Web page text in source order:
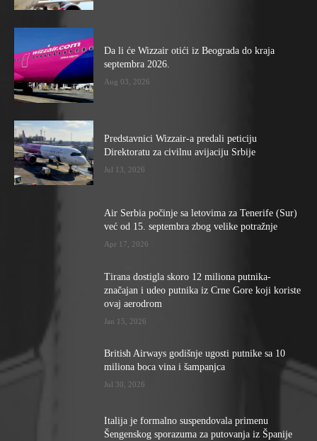
Da li će Wizzair otići iz Beograda do kraja
septembra 2026.
Aug 03, 2026
Predstavnici Wizzair-a predali peticiju
Direktoratu za civilnu avijaciju Srbije
Jul 13, 2026
Air Serbia počinje sa letovima za Tenerife (Sur)
već od 15. septembra zbog velike potražnje
Apr 17, 2026
Tirana dostigla skoro 12 miliona putnika-
značajan i udeo putnika iz Crne Gore koji koriste
ovaj aerodrom
Jan 15, 2026
British Airways godišnje ugosti putnike sa 10
miliona boca vina i šampanjca
Jul 30, 2026
Italija je formalno suspendovala primenu
Šengenskog sporazuma za putovanja iz Španije